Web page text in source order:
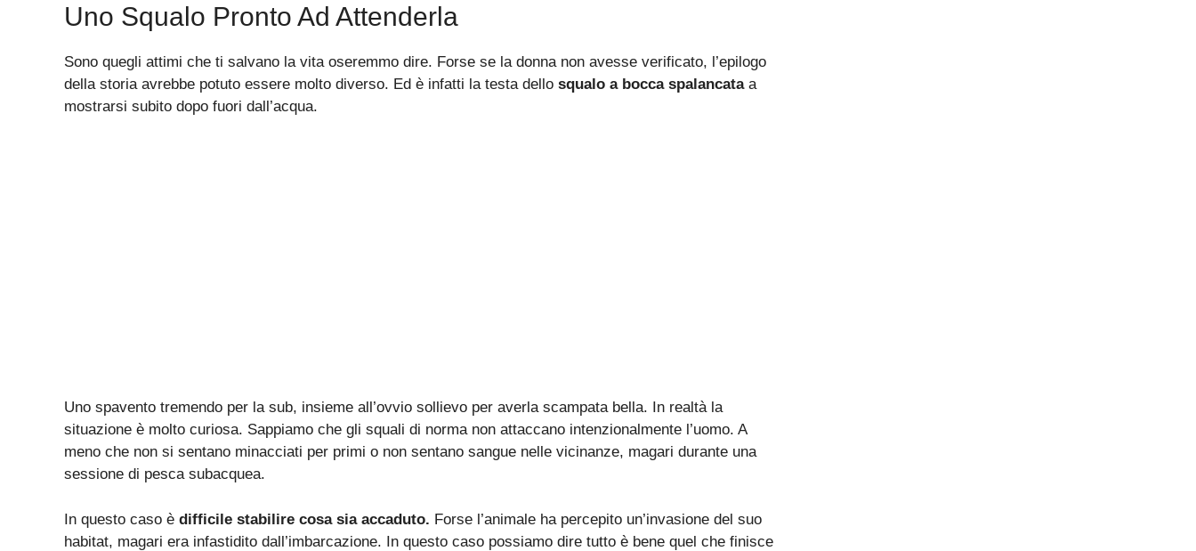
Uno Squalo Pronto Ad Attenderla
Sono quegli attimi che ti salvano la vita oseremmo dire. Forse se la donna non avesse verificato, l’epilogo
della storia avrebbe potuto essere molto diverso. Ed è infatti la testa dello squalo a bocca spalancataa
mostrarsi subito dopo fuori dall’acqua.
Uno spavento tremendo per la sub, insieme all’ovvio sollievo per averla scampata bella. In realtà la
situazione è molto curiosa. Sappiamo che gli squali di norma non attaccano intenzionalmente l’uomo. A
meno che non si sentano minacciati per primi o non sentano sangue nelle vicinanze, magari durante una
sessione di pesca subacquea.
In questo caso è difficile stabilire cosa sia accaduto. Forse l’animale ha percepito un’invasione del suo
habitat, magari era infastidito dall’imbarcazione. In questo caso possiamo dire tutto è bene quel che finisce